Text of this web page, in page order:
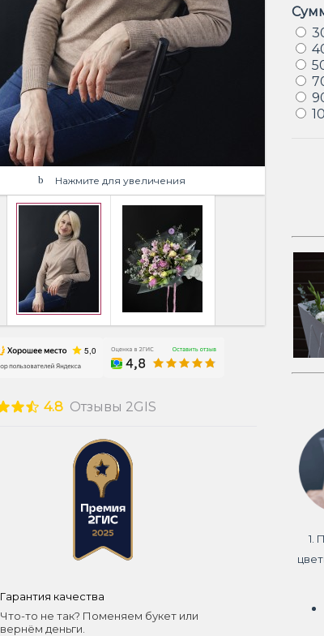
Нажмите для увеличения
4.8 Отзывы 2GIS
Гарантия качества
Что-то не так? Поменяем букет или
вернём деньги.
1.